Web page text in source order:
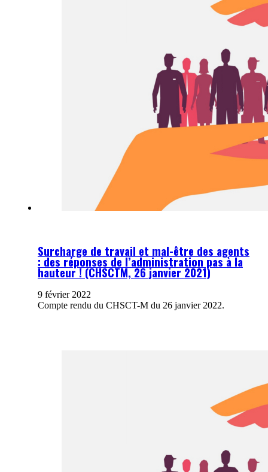
Surcharge de travail et mal-être des agents
: des réponses de l’administration pas à la
hauteur ! (CHSCTM, 26 janvier 2021)
9 février 2022
Compte rendu du CHSCT-M du 26 janvier 2022.